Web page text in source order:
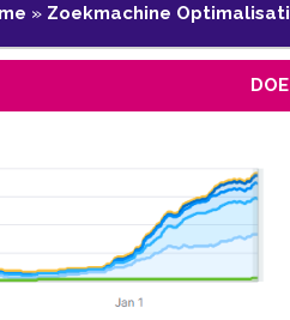
» Zoekmachine